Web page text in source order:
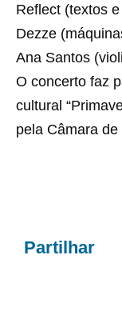
Reflect (textos
Dezze
Ana Santos
O concerto faz
cultural
pela Câmara
Partilhar